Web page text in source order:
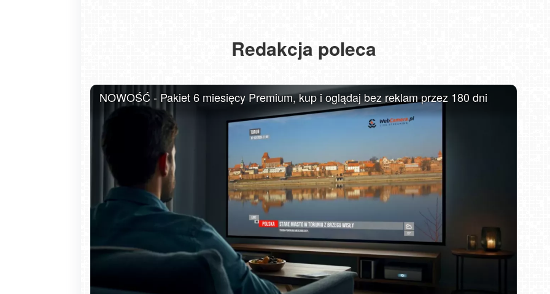
Redakcja poleca
NOWOŚĆ - Pakiet 6 miesięcy Premium, kup i oglądaj bez reklam przez 180 dni